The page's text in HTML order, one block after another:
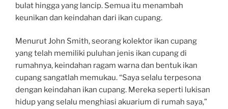
bulat hingga yang lancip. Semua itu menambah
keunikan dan keindahan dari ikan cupang.
Menurut John Smith, seorang kolektor ikan cupang
yang telah memiliki puluhan jenis ikan cupang di
rumahnya, keindahan ragam warna dan bentuk ikan
cupang sangatlah memukau. “Saya selalu terpesona
dengan keindahan ikan cupang. Mereka seperti lukisan
hidup yang selalu menghiasi akuarium di rumah saya,”